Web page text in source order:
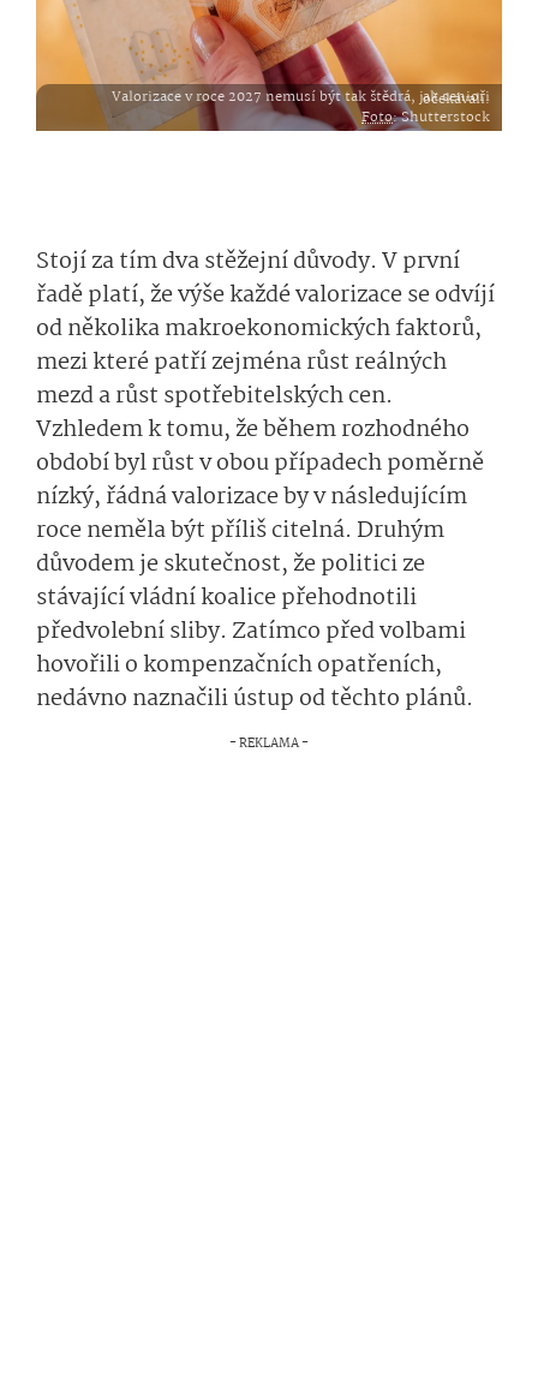
Valorizace v roce 2027 nemusí být tak štědrá, jak senioři očekávali.
Foto: Shutterstock
Stojí za tím dva stěžejní důvody. V první
řadě platí, že výše každé valorizace se odvíjí
od několika makroekonomických faktorů,
mezi které patří zejména růst reálných
mezd a růst spotřebitelských cen.
Vzhledem k tomu, že během rozhodného
období byl růst v obou případech poměrně
nízký, řádná valorizace by v následujícím
roce neměla být příliš citelná. Druhým
důvodem je skutečnost, že politici ze
stávající vládní koalice přehodnotili
předvolební sliby. Zatímco před volbami
hovořili o kompenzačních opatřeních,
nedávno naznačili ústup od těchto plánů.